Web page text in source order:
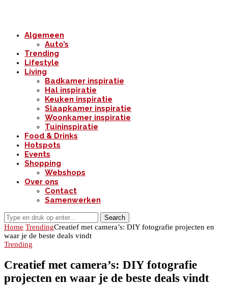
Algemeen
Auto’s
Trending
Lifestyle
Living
Badkamer inspiratie
Hal inspiratie
Keuken inspiratie
Slaapkamer inspiratie
Woonkamer inspiratie
Tuininspiratie
Food & Drinks
Hotspots
Events
Shopping
Webshops
Over ons
Contact
Samenwerken
Search
Home TrendingCreatief met camera’s: DIY fotografie projecten en
waar je de beste deals vindt
Trending
Creatief met camera’s: DIY fotografie
projecten en waar je de beste deals vindt